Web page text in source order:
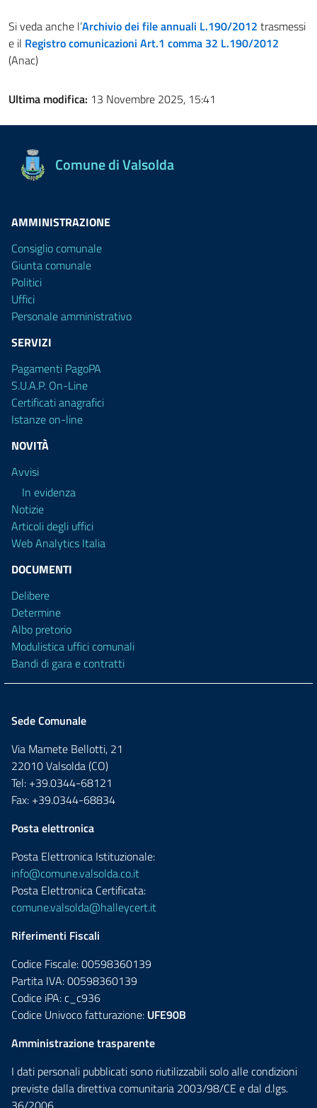
Si veda anche l’Archivio dei file annuali L.190/2012 trasmessi
e il Registro comunicazioni Art.1 comma 32 L.190/2012
(Anac)
Ultima modifica: 13 Novembre 2025, 15:41
Comune di Valsolda
AMMINISTRAZIONE
Consiglio comunale
Giunta comunale
Politici
Uffici
Personale amministrativo
SERVIZI
Pagamenti PagoPA
S.U.A.P. On-Line
Certificati anagrafici
Istanze on-line
NOVITÀ
Avvisi
In evidenza
Notizie
Articoli degli uffici
Web Analytics Italia
DOCUMENTI
Delibere
Determine
Albo pretorio
Modulistica uffici comunali
Bandi di gara e contratti
Sede Comunale
Via Mamete Bellotti, 21
22010 Valsolda (CO)
Tel: +39.0344-68121
Fax: +39.0344-68834
Posta elettronica
Posta Elettronica Istituzionale:
info@comune.valsolda.co.it
Posta Elettronica Certificata:
comune.valsolda@halleycert.it
Riferimenti Fiscali
Codice Fiscale: 00598360139
Partita IVA: 00598360139
Codice iPA: c_c936
Codice Univoco fatturazione: UFE90B
Amministrazione trasparente
I dati personali pubblicati sono riutilizzabili solo alle condizioni
previste dalla direttiva comunitaria 2003/98/CE e dal d.lgs.